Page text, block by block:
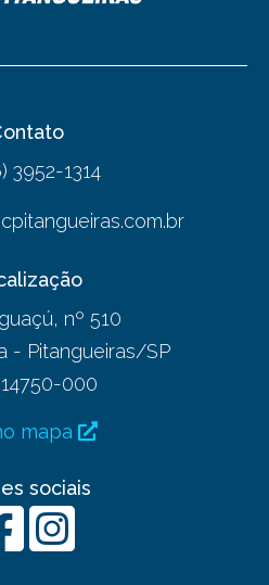
3952-1314
nº 510
- Pitangueiras/SP
14750-000
mapa
sociais